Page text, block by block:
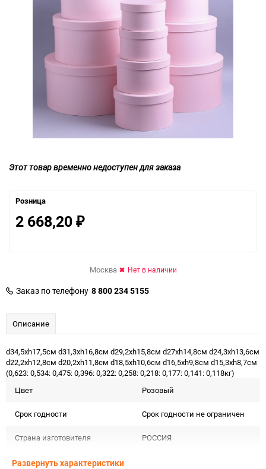
Этот товар временно недоступен для заказа
Розница
2 668,20 ₽
Москва Нет в наличии
Заказ по телефону 8 800 234 5155
Описание
d34,5хh17,5см d31,3хh16,8см d29,2хh15,8см d27хh14,8см d24,3хh13,6см
d22,2хh12,8см d20,2хh11,8см d18,5хh10,6см d16,5хh9,8см d15,3хh8,7см
(0,623: 0,534: 0,475: 0,396: 0,322: 0,258: 0,218: 0,177: 0,141: 0,118кг)
Цвет
Розовый
Срок годности Срок годности не ограничен
Страна изготовителя РОССИЯ
Предназначение товара
Развернуть характеристики